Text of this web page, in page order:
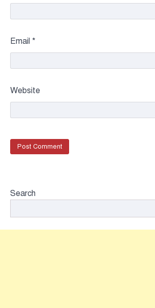
Email *
Website
Search